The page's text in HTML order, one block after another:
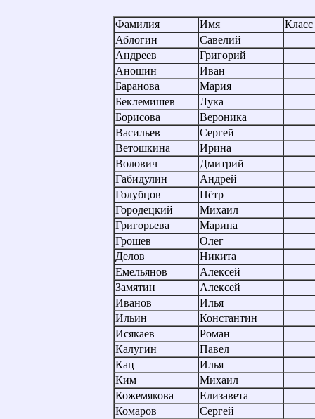
Фамилия Имя
Класс
Аблогин
Савелий
Андреев
Григорий
Аношин
Иван
Баранова
Мария
Беклемишев
Лука
Борисова
Вероника
Васильев
Сергей
Ветошкина
Ирина
Волович
Дмитрий
Габидулин
Андрей
Голубцов
Пётр
Городецкий
Михаил
Григорьева
Марина
Грошев
Олег
Делов
Никита
Емельянов
Алексей
Замятин
Алексей
Иванов
Илья
Ильин
Константин
Исякаев
Роман
Калугин
Павел
Кац
Илья
Ким
Михаил
Кожемякова
Елизавета
Комаров
Сергей